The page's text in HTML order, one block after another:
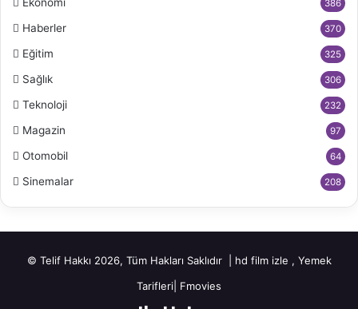
386
Haberler 370
Eğitim 325
Sağlık 306
Teknoloji 232
Magazin 97
Otomobil 64
Sinemalar 208
© Telif Hakkı 2026, Tüm Hakları Saklıdır | hd film izle , Yemek
Tarifleri Fmovies